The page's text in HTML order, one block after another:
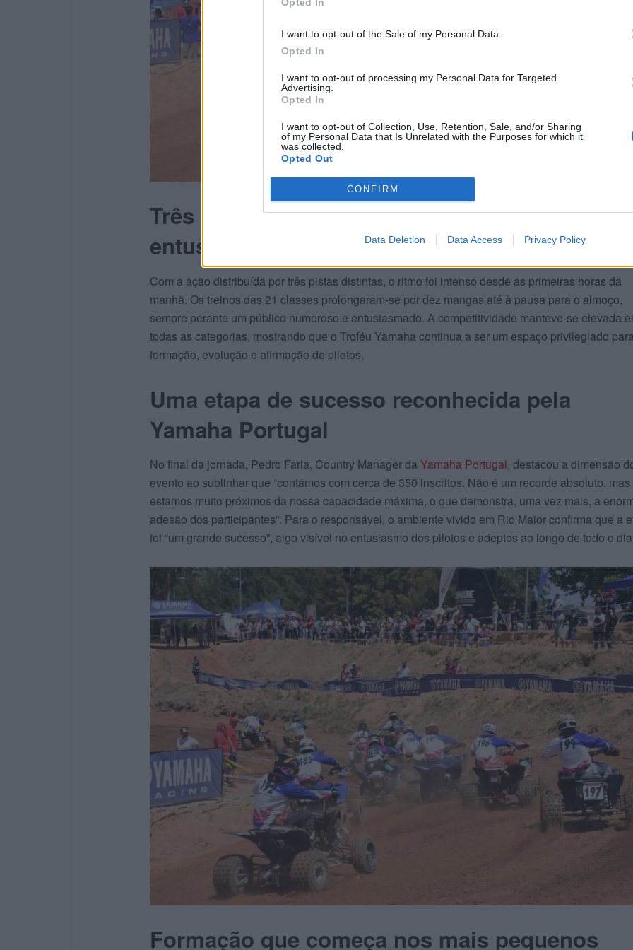
I want to opt-out of the Sale of my Personal Data.
Opted In
I want to opt-out of processing my Personal Data for Targeted
Advertising.
Opted In
I want to opt-out of Collection, Use, Retention, Sale, and/or Sharing
of my Personal Data that Is Unrelated with the Purposes for which it
was collected.
Opted Out
CONFIRM
Data Deletion Data Access Privacy Policy
Três pistas, ritmo intenso e público
entusiasmado
Com a ação distribuída por três pistas distintas, o ritmo foi intenso desde as primeiras horas da
manhã. Os treinos das 21 classes prolongaram-se por dez mangas até à pausa para o almoço,
sempre perante um público numeroso e entusiasmado. A competitividade manteve-se elevada
todas as categorias, mostrando que o Troféu Yamaha continua a ser um espaço privilegiado
formação, evolução e afirmação de pilotos.
Uma etapa de sucesso reconhecida pela
Yamaha Portugal
No final da jornada, Pedro Faria, Country Manager da Yamaha Portugal, destacou a dimensão
evento ao sublinhar que “contámos com cerca de 350 inscritos. Não é um recorde absoluto, mas
estamos muito próximos da nossa capacidade máxima, o que demonstra, uma vez mais, a
adesão dos participantes”. Para o responsável, o ambiente vivido em Rio Maior confirma que a
foi “um grande sucesso”, algo visível no entusiasmo dos pilotos e adeptos ao longo de todo o
Formação que começa nos mais pequenos